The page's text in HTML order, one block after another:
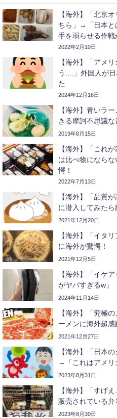
【海外】「北京
ちら」→「日本と
手を弱らせる作戦
2022年2月10日
【海外】「アメ
う....」外国人が
た
2024年12月16日
【海外】青いラ
きる摩訶不思議
2019年8月15日
【海外】「これ
は比べ物になら
愕！
2022年7月13日
【海外】「品質
に潜入してみた
2021年12月20日
【海外】「イタ
に海外が驚愕！
2021年12月5日
【海外】「イケ
がヤバすぎるw」
2024年11月14日
【海外】「究極
ーメンに海外超感
2021年12月27日
【海外】「日本
→「これはアメリ
2023年8月31日
【海外】「すげ
販売されている弁
2023年8月30日